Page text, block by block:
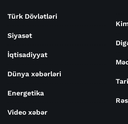
Türk Dövlətləri
Siyasət
İqtisadiyyat
Dünya xəbərləri
Energetika
Video xəbər